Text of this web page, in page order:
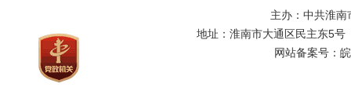
主办：中共淮
地址：淮南市大通区民主东5号
网站备案号：